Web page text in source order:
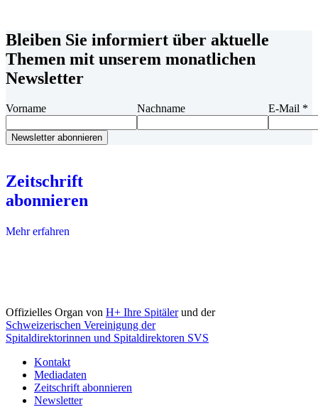
Bleiben Sie informiert über aktuelle
Themen mit unserem monatlichen
Newsletter
Vorname Nachname E-Mail *
Zeitschrift
abonnieren
Mehr erfahren
Offizielles Organ von H+ Ihre Spitälerund der
Schweizerischen Vereinigung der
Spitaldirektorinnen und Spitaldirektoren SVS
Kontakt
Mediadaten
Zeitschrift abonnieren
Newsletter